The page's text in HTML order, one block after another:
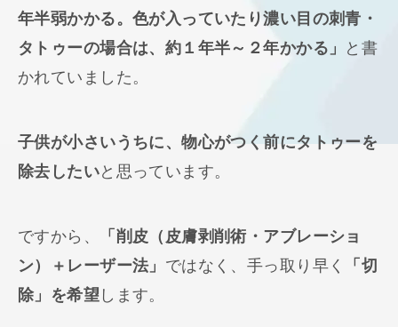
年半弱かかる。色が入っていたり濃い目の刺青・
タトゥーの場合は、約１年半～２年かかる」
と書
かれていました。
子供が小さいうちに、物心がつく前にタトゥーを
除去したいと思っています。
ですから、
「削皮（皮膚剥削術・アブレーショ
ン）＋レーザー法」 ではなく、手っ取り早く
「切
除」を希望します。